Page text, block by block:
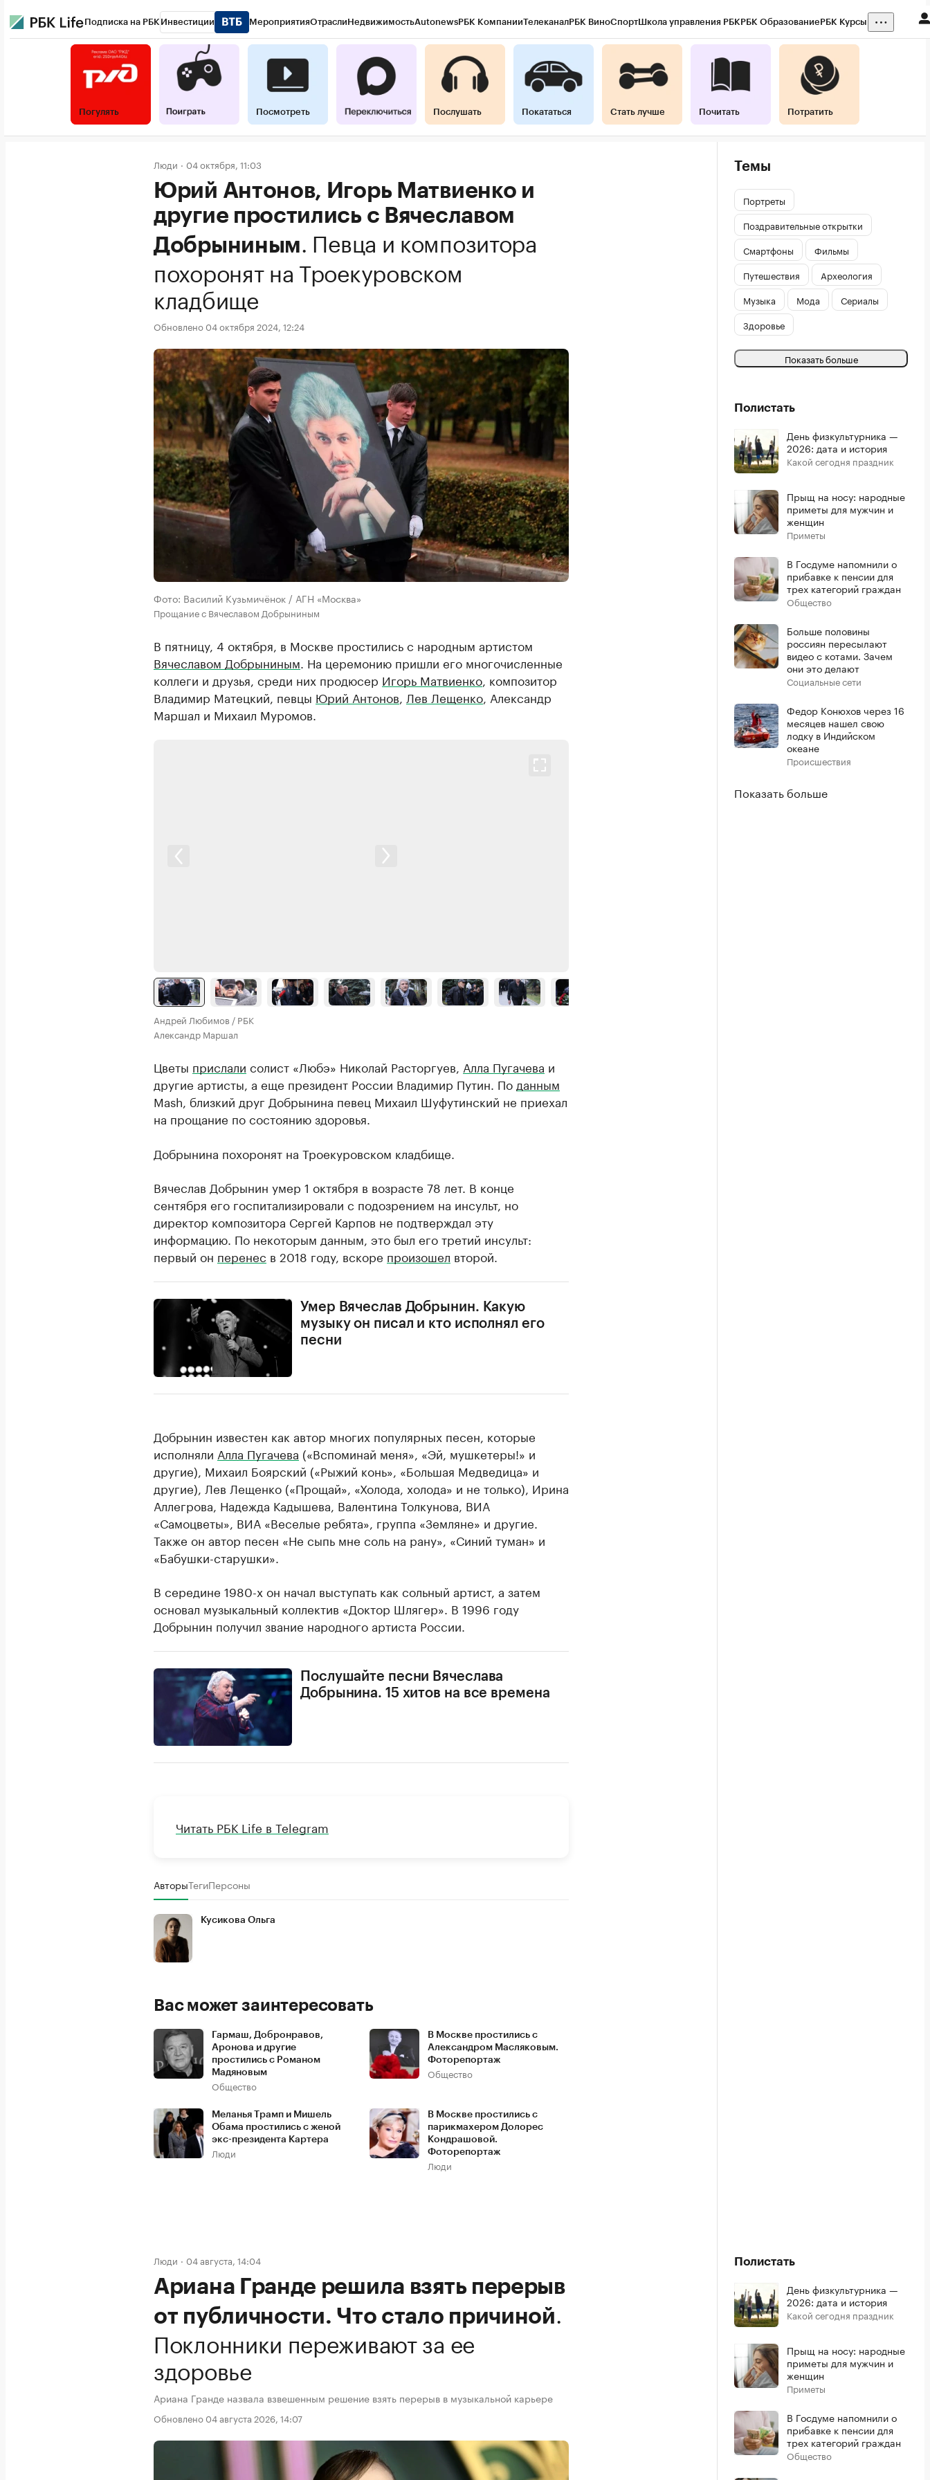
Подписка на РБК Инвестиции МероприятияОтраслиНедвижимостьAutonewsРБК КомпанииТелеканалРБК ВиноСпортШкола управления РБКРБК ОбразованиеРБК Курсы
Погулять Посмотреть Послушать Покататься Стать лучше Почитать Потратить
Люди 04 октября, 11:03
Юрий Антонов, Игорь Матвиенко и
другие простились с Вячеславом
Добрыниным. Певца и композитора
похоронят на Троекуровском
кладбище
Обновлено 04 октября 2024, 12:24
Фото: Василий Кузьмичёнок / АГН «Москва»
Прощание с Вячеславом Добрыниным
В пятницу, 4 октября, в Москве простились с народным артистом
Вячеславом Добрыниным . На церемонию пришли его многочисленные
коллеги и друзья, среди них продюсер Игорь Матвиенко , композитор
Владимир Матецкий, певцы Юрий Антонов Лев Лещенко , Александр
Маршал и Михаил Муромов.
Андрей Любимов / РБК
Александр Маршал
Цветы прислали солист «Любэ» Николай Расторгуев, Алла Пугачева и
другие артисты, а еще президент России Владимир Путин. По данным
Mash, близкий друг Добрынина певец Михаил Шуфутинский не приехал
на прощание по состоянию здоровья.
Добрынина похоронят на Троекуровском кладбище.
Вячеслав Добрынин умер 1 октября в возрасте 78 лет. В конце
сентября его госпитализировали с подозрением на инсульт, но
директор композитора Сергей Карпов не подтверждал эту
информацию. По некоторым данным, это был его третий инсульт:
первый он перенес в 2018 году, вскоре произошел второй.
Умер Вячеслав Добрынин. Какую
музыку он писал и кто исполнял его
песни
Добрынин известен как автор многих популярных песен, которые
исполняли Алла Пугачева («Вспоминай меня», «Эй, мушкетеры!» и
другие), Михаил Боярский («Рыжий конь», «Большая Медведица» и
другие), Лев Лещенко («Прощай», «Холода, холода» и не только), Ирина
Аллегрова, Надежда Кадышева, Валентина Толкунова, ВИА
«Самоцветы», ВИА «Веселые ребята», группа «Земляне» и другие.
Также он автор песен «Не сыпь мне соль на рану», «Синий туман» и
«Бабушки-старушки».
В середине 1980-х он начал выступать как сольный артист, а затем
основал музыкальный коллектив «Доктор Шлягер». В 1996 году
Добрынин получил звание народного артиста России.
Послушайте песни Вячеслава
Добрынина. 15 хитов на все времена
Читать РБК Life в Telegram
АвторыТегиПерсоны
Кусикова Ольга
Вас может заинтересовать
Гармаш, Добронравов,
Аронова и другие
простились с Романом
Мадяновым
Общество
В Москве простились с
Александром Масляковым.
Фоторепортаж
Общество
Меланья Трамп и Мишель
Обама простились с женой
экс-президента Картера
Люди
В Москве простились с
парикмахером Долорес
Кондрашовой.
Фоторепортаж
Люди
Темы
Портреты
Поздравительные открытки
Смартфоны
Фильмы
Путешествия
Археология
Музыка
Мода
Сериалы
Здоровье
Показать больше
Полистать
День физкультурника —
2026: дата и история
Какой сегодня праздник
Прыщ на носу: народные
приметы для мужчин и
женщин
Приметы
В Госдуме напомнили о
прибавке к пенсии для
трех категорий граждан
Общество
Больше половины
россиян пересылают
видео с котами. Зачем
они это делают
Социальные сети
Федор Конюхов через 16
месяцев нашел свою
лодку в Индийском
океане
Происшествия
Показать больше
Люди 04 августа, 14:04
Ариана Гранде решила взять перерыв
от публичности. Что стало причиной.
Поклонники переживают за ее
здоровье
Ариана Гранде назвала взвешенным решение взять перерыв в музыкальной карьере
Обновлено 04 августа 2026, 14:07
Полистать
День физкультурника —
2026: дата и история
Какой сегодня праздник
Прыщ на носу: народные
приметы для мужчин и
женщин
Приметы
В Госдуме напомнили о
прибавке к пенсии для
трех категорий граждан
Общество